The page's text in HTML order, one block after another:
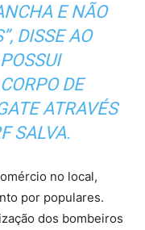
E NÃO
DISSE AO
DE
ATRAVÉS
SALVA.
no local,
por populares.
dos bombeiros